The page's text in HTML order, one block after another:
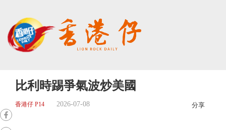
比利時踢爭氣波炒美國
香港仔 P14 2026-07-08 分享